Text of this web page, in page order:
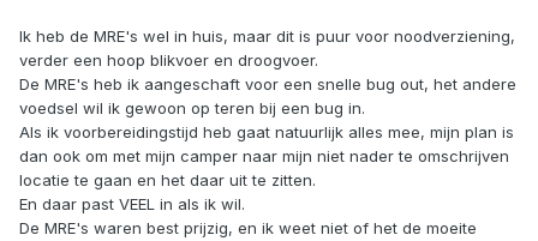
Ik heb de MRE's wel in huis, maar dit is puur voor noodverziening,
verder een hoop blikvoer en droogvoer.
De MRE's heb ik aangeschaft voor een snelle bug out, het andere
voedsel wil ik gewoon op teren bij een bug in.
Als ik voorbereidingstijd heb gaat natuurlijk alles mee, mijn plan is
dan ook om met mijn camper naar mijn niet nader te omschrijven
locatie te gaan en het daar uit te zitten.
En daar past VEEL in als ik wil.
De MRE's waren best prijzig, en ik weet niet of het de moeite